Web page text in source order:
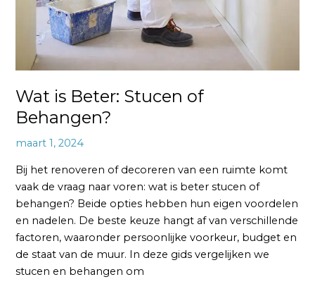
Wat is Beter: Stucen of
Behangen?
maart 1, 2024
Bij het renoveren of decoreren van een ruimte komt
vaak de vraag naar voren: wat is beter stucen of
behangen? Beide opties hebben hun eigen voordelen
en nadelen. De beste keuze hangt af van verschillende
factoren, waaronder persoonlijke voorkeur, budget en
de staat van de muur. In deze gids vergelijken we
stucen en behangen om